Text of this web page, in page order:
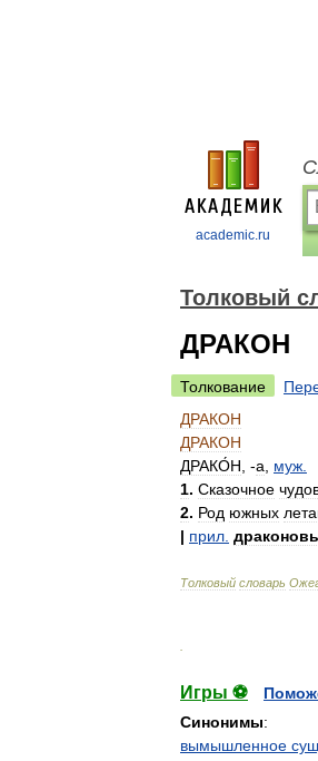
academic.ru
Толковый
ДРАКОН
Толкование
ДРАКОН
ДРАКОН
ДРАКО́Н , -а муж
1. Сказочное
2. Род южных
| прил
Толковый словарь
Игры ⚽
Синонимы:
вымышленное